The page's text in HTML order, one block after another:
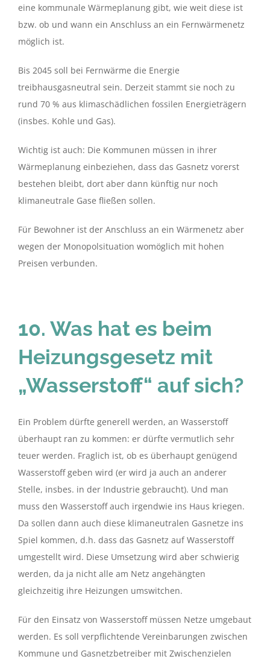
eine kommunale Wärmeplanung gibt, wie weit diese ist
bzw. ob und wann ein Anschluss an ein Fernwärmenetz
möglich ist.
Bis 2045 soll bei Fernwärme die Energie
treibhausgasneutral sein. Derzeit stammt sie noch zu
rund 70 % aus klimaschädlichen fossilen Energieträgern
(insbes. Kohle und Gas).
Wichtig ist auch: Die Kommunen müssen in ihrer
Wärmeplanung einbeziehen, dass das Gasnetz vorerst
bestehen bleibt, dort aber dann künftig nur noch
klimaneutrale Gase fließen sollen.
Für Bewohner ist der Anschluss an ein Wärmenetz aber
wegen der Monopolsituation womöglich mit hohen
Preisen verbunden.
10. Was hat es beim
Heizungsgesetz mit
„Wasserstoff“ auf sich?
Ein Problem dürfte generell werden, an Wasserstoff
überhaupt ran zu kommen: er dürfte vermutlich sehr
teuer werden. Fraglich ist, ob es überhaupt genügend
Wasserstoff geben wird (er wird ja auch an anderer
Stelle, insbes. in der Industrie gebraucht). Und man
muss den Wasserstoff auch irgendwie ins Haus kriegen.
Da sollen dann auch diese klimaneutralen Gasnetze ins
Spiel kommen, d.h. dass das Gasnetz auf Wasserstoff
umgestellt wird. Diese Umsetzung wird aber schwierig
werden, da ja nicht alle am Netz angehängten
gleichzeitig ihre Heizungen umswitchen.
Für den Einsatz von Wasserstoff müssen Netze umgebaut
werden. Es soll verpflichtende Vereinbarungen zwischen
Kommune und Gasnetzbetreiber mit Zwischenzielen